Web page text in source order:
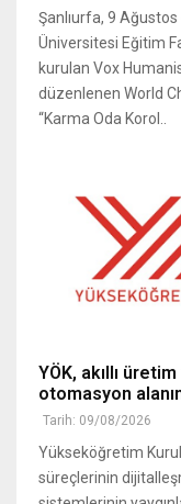
Şanlıurfa, 9
Üniversitesi Eğitim
kurulan Vox
düzenlenen World
“Karma Oda Korol..
YÖK, akıllı
otomasyon
Tarih: 09/08/2026
Yükseköğretim
süreçlerinin